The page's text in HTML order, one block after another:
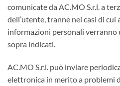
comunicate da AC.MO S.r.l. a
dell’utente, tranne nei casi di cui
informazioni personali verranno
sopra indicati.
AC.MO S.r.l. può inviare
elettronica in merito a problemi